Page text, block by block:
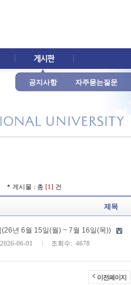
공지사항 자주묻는질문
* 게시물 : 총 [1] 건
제목
년 6월 15일(월) ~ 7월 16일(목))
06-01 조회수: 4678
이전페이지